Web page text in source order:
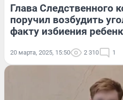
Глава Следственного
поручил возбудить
факту избиения
20 марта, 2025, 15:50 2 310 1